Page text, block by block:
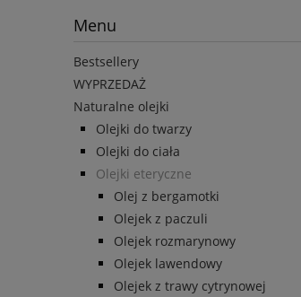
Menu
Bestsellery
WYPRZEDAŻ
Naturalne olejki
Olejki do twarzy
Olejki do ciała
Olejki eteryczne
Olej z bergamotki
Olejek z paczuli
Olejek rozmarynowy
Olejek lawendowy
Olejek z trawy cytrynowej